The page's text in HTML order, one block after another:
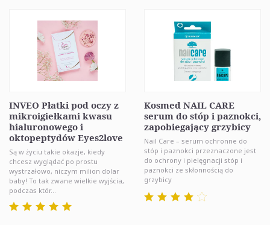
INVEO Płatki pod oczy z
mikroigiełkami kwasu
hialuronowego i
oktopeptydów Eyes2love
Są w życiu takie okazje, kiedy
chcesz wyglądać po prostu
wystrzałowo, niczym milion dolar
baby! To tak zwane wielkie wyjścia,
podczas któr...
Kosmed NAIL CARE
serum do stóp i paznokci,
zapobiegający grzybicy
Nail Care – serum ochronne do
stóp i paznokci przeznaczone jest
do ochrony i pielęgnacji stóp i
paznokci ze skłonnością do
grzybicy